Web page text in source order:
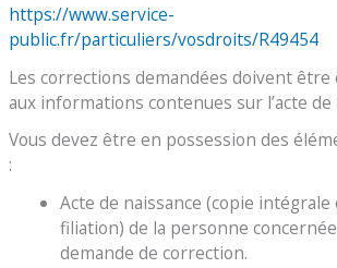
https://www.service-
public.fr/particuliers/vosdroits/R49454
Les corrections demandées doivent être
aux informations contenues sur l’acte de
Vous devez être en possession des
:
Acte de naissance (copie
filiation) de la personne
demande de correction.